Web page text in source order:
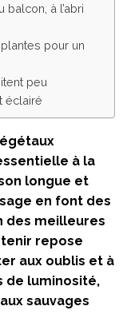
à l’abri
pour un
peu
éclairé
à la
longue et
en font des
des meilleures
repose
aux oublis et à
de luminosité,
sauvages